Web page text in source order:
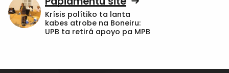
Krísis polítiko ta lanta
kabes atrobe na Boneiru:
UPB ta retirá apoyo pa MPB